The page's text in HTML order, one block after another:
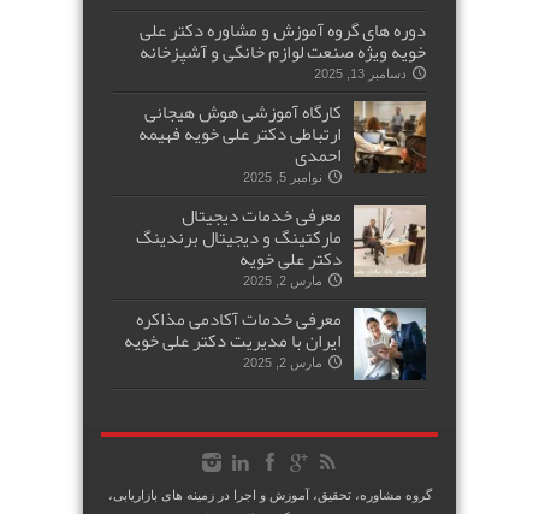
دوره های گروه آموزش و مشاوره دکتر علی
خویه ویژه صنعت لوازم خانگی و آشپزخانه
دسامبر 13, 2025
کارگاه آموزشی هوش هیجانی
ارتباطی دکتر علی خویه فهیمه
احمدی
نوامبر 5, 2025
معرفی خدمات دیجیتال
مارکتینگ و دیجیتال برندینگ
دکتر علی خویه
مارس 2, 2025
معرفی خدمات آکادمی مذاکره
ایران با مدیریت دکتر علی خویه
مارس 2, 2025
گروه مشاوره، تحقیق، آموزش و اجرا در زمینه های بازاریابی،